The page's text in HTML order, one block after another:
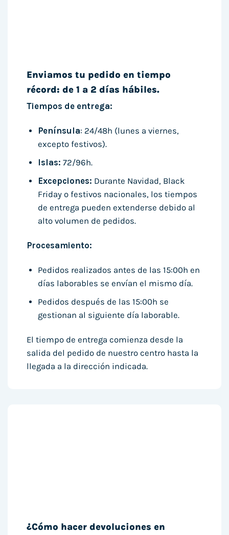
Enviamos tu pedido en tiempo
récord: de 1 a 2 días hábiles.
Tiempos de entrega:
Península: 24/48h (lunes a viernes,
excepto festivos).
Islas: 72/96h.
Excepciones: Durante Navidad, Black
Friday o festivos nacionales, los tiempos
de entrega pueden extenderse debido al
alto volumen de pedidos.
Procesamiento:
Pedidos realizados antes de las 15:00h en
días laborables se envían el mismo día.
Pedidos después de las 15:00h se
gestionan al siguiente día laborable.
El tiempo de entrega comienza desde la
salida del pedido de nuestro centro hasta la
llegada a la dirección indicada.
¿Cómo hacer devoluciones en